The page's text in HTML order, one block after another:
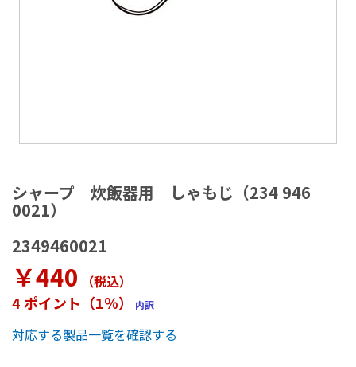
シャープ 炊飯器用 しゃもじ（234 946
0021）
2349460021
￥440 （税込）
4 ポイント（1％） 内訳
対応する製品一覧を確認する
メ
ー
ジ
ャ
リ
ー
の
最
初